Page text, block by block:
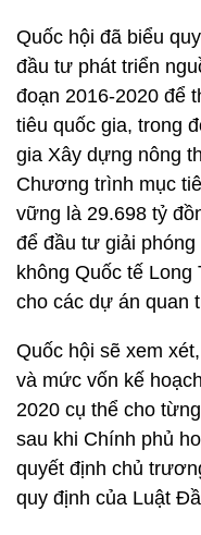
Quốc hội đã biểu
đầu tư phát triển
đoạn 2016-2020 để
tiêu quốc gia, trong
gia Xây dựng nông
Chương trình mục
vững là 29.698 tỷ
để đầu tư giải
không Quốc tế
cho các dự án quan
Quốc hội sẽ xem
và mức vốn kế
2020 cụ thể cho
sau khi Chính phủ
quyết định chủ
quy định của Luật